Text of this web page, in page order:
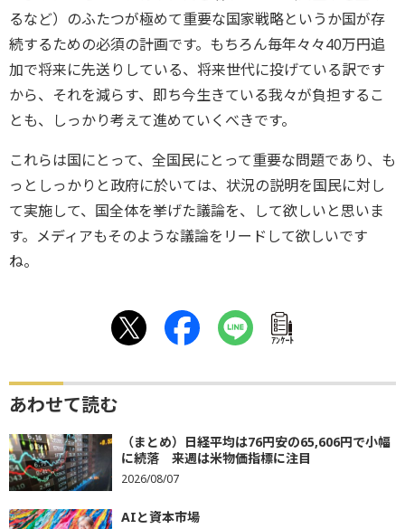
るなど）のふたつが極めて重要な国家戦略というか国が存
続するための必須の計画です。もちろん毎年々々40万円追
加で将来に先送りしている、将来世代に投げている訳です
から、それを減らす、即ち今生きている我々が負担するこ
とも、しっかり考えて進めていくべきです。
これらは国にとって、全国民にとって重要な問題であり、も
っとしっかりと政府に於いては、状況の説明を国民に対し
て実施して、国全体を挙げた議論を、して欲しいと思いま
す。メディアもそのような議論をリードして欲しいです
ね。
ｱﾝｹｰﾄ
あわせて読む
（まとめ）日経平均は76円安の65,606円で小幅
に続落 来週は米物価指標に注目
2026/08/07
AIと資本市場